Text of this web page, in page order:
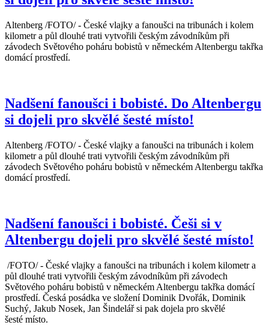
Altenberg /FOTO/ - České vlajky a fanoušci na tribunách i kolem
kilometr a půl dlouhé trati vytvořili českým závodníkům při
závodech Světového poháru bobistů v německém Altenbergu takřka
domácí prostředí.
Nadšení fanoušci i bobisté. Do Altenbergu
si dojeli pro skvělé šesté místo!
Altenberg /FOTO/ - České vlajky a fanoušci na tribunách i kolem
kilometr a půl dlouhé trati vytvořili českým závodníkům při
závodech Světového poháru bobistů v německém Altenbergu takřka
domácí prostředí.
Nadšení fanoušci i bobisté. Češi si v
Altenbergu dojeli pro skvělé šesté místo!
/FOTO/ - České vlajky a fanoušci na tribunách i kolem kilometr a
půl dlouhé trati vytvořili českým závodníkům při závodech
Světového poháru bobistů v německém Altenbergu takřka domácí
prostředí. Česká posádka ve složení Dominik Dvořák, Dominik
Suchý, Jakub Nosek, Jan Šindelář si pak dojela pro skvělé
šesté místo.